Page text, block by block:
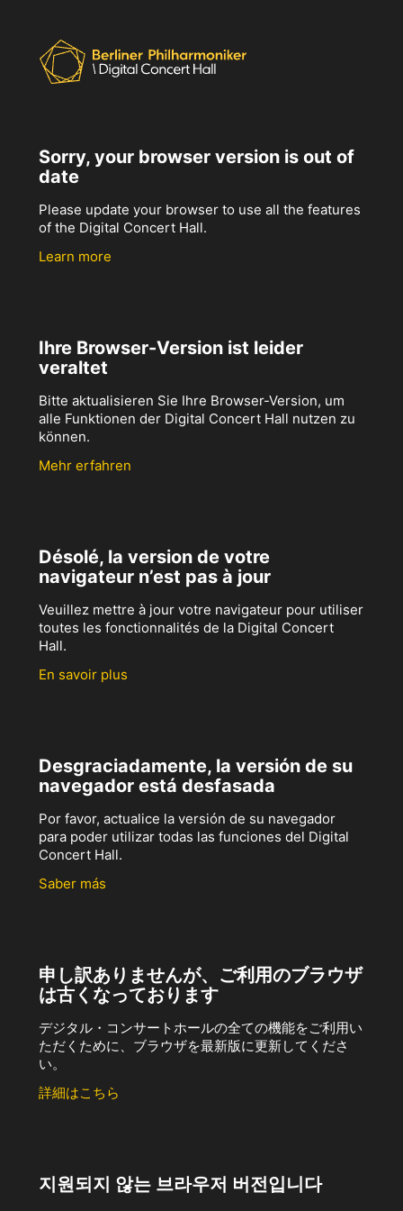
Sorry, your browser version is out of
date
Please update your browser to use all the features
of the Digital Concert Hall.
Learn more
Ihre Browser-Version ist leider
veraltet
Bitte aktualisieren Sie Ihre Browser-Version, um
alle Funktionen der Digital Concert Hall nutzen zu
können.
Mehr erfahren
Désolé, la version de votre
navigateur n’est pas à jour
Veuillez mettre à jour votre navigateur pour utiliser
toutes les fonctionnalités de la Digital Concert
Hall.
En savoir plus
Desgraciadamente, la versión de su
navegador está desfasada
Por favor, actualice la versión de su navegador
para poder utilizar todas las funciones del Digital
Concert Hall.
Saber más
申し訳ありませんが、ご利用のブラウザ
は古くなっております
デジタル・コンサートホールの全ての機能をご利用い
ただくために、ブラウザを最新版に更新してくださ
い。
詳細はこちら
지원되지 않는 브라우저 버전입니다